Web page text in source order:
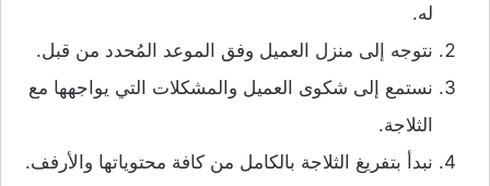
له.
نتوجه إلى منزل العميل وفق الموعد المُحدد من قبل.
نستمع إلى شكوى العميل والمشكلات التي يواجهها مع
الثلاجة.
نبدأ بتفريغ الثلاجة بالكامل من كافة محتوياتها والأرفف.